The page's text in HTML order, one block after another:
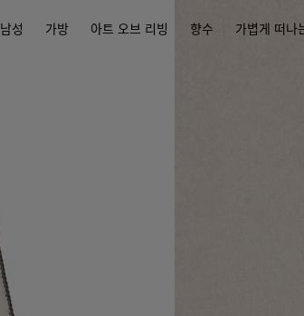
남성 가방 아트 오브 리빙 향수 가볍게 떠나